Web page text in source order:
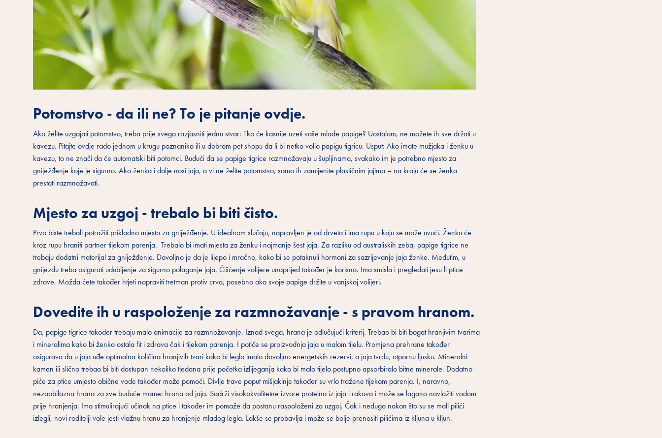
Potomstvo - da ili ne? To je pitanje ovdje.
Ako želite uzgajati potomstvo, treba prije svega razjasniti jednu stvar: Tko će kasnije uzeti vaše mlade papige? Uostalom, ne možete ih sve držati u
kavezu. Pitajte ovdje rado jednom u krugu poznanika ili u dobrom pet shopu da li bi netko volio papigu tigricu. Usput: Ako imate mužjaka i ženku u
kavezu, to ne znači da će automatski biti potomci. Budući da se papige tigrice razmnožavaju u šupljinama, svakako im je potrebno mjesto za
gniježđenje koje je sigurno. Ako ženka i dalje nosi jaja, a vi ne želite potomstvo, samo ih zamijenite plastičnim jajima – na kraju će se ženka
prestati razmnožavati.
Mjesto za uzgoj - trebalo bi biti čisto.
Prvo biste trebali potražiti prikladno mjesto za gniježđenje. U idealnom slučaju, napravljen je od drveta i ima rupu u koju se može uvući. Ženku će
kroz rupu hraniti partner tijekom parenja. Trebalo bi imati mjesta za ženku i najmanje šest jaja. Za razliku od australiskih zeba, papige tigrice ne
trebaju dodatni materijal za gniježđenje. Dovoljno je da je lijepo i mračno, kako bi se potaknuli hormoni za sazrijevanje jaja ženke. Međutim, u
gnijezdu treba osigurati udubljenje za sigurno polaganje jaja. Čišćenje volijere unaprijed također je korisno. Ima smisla i pregledati jesu li ptice
zdrave. Možda ćete također htjeti napraviti tretman protiv crva, posebno ako svoje papige držite u vanjskoj volijeri.
Dovedite ih u raspoloženje za razmnožavanje - s pravom hranom.
Da, papige tigrice također trebaju malo animacije za razmnožavanje. Iznad svega, hrana je odlučujući kriterij. Trebao bi biti bogat hranjivim tvarima
i mineralima kako bi ženka ostala fit i zdrava čak i tijekom parenja. I potiče se proizvodnja jaja u malom tijelu. Promjena prehrane također
osigurava da u jaja uđe optimalna količina hranjivih tvari kako bi leglo imalo dovoljno energetskih rezervi, a jaja tvrdu, otpornu ljusku. Mineralni
kamen ili slično trebao bi biti dostupan nekoliko tjedana prije početka izlijeganja kako bi malo tijelo postupno apsorbiralo bitne minerale. Dodatno
piće za ptice umjesto obične vode također može pomoći. Divlje trave poput mišjakinje također su vrlo tražene tijekom parenja. I, naravno,
nezaobilazna hrana za sve buduće mame: hrana od jaja. Sadrži visokokvalitetne izvore proteina iz jaja i rakova i može se lagano navlažiti vodom
prije hranjenja. Ima stimulirajući učinak na ptice i također im pomaže da postanu raspoloženi za uzgoj. Čak i nedugo nakon što su se mali pilići
izlegli, novi roditelji vole jesti vlažnu hranu za hranjenje mladog legla. Lakše se probavlja i može se bolje prenositi pilićima iz kljuna u kljun.